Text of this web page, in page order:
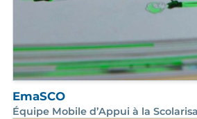
EmaSCO
Équipe Mobile d’Appui à la